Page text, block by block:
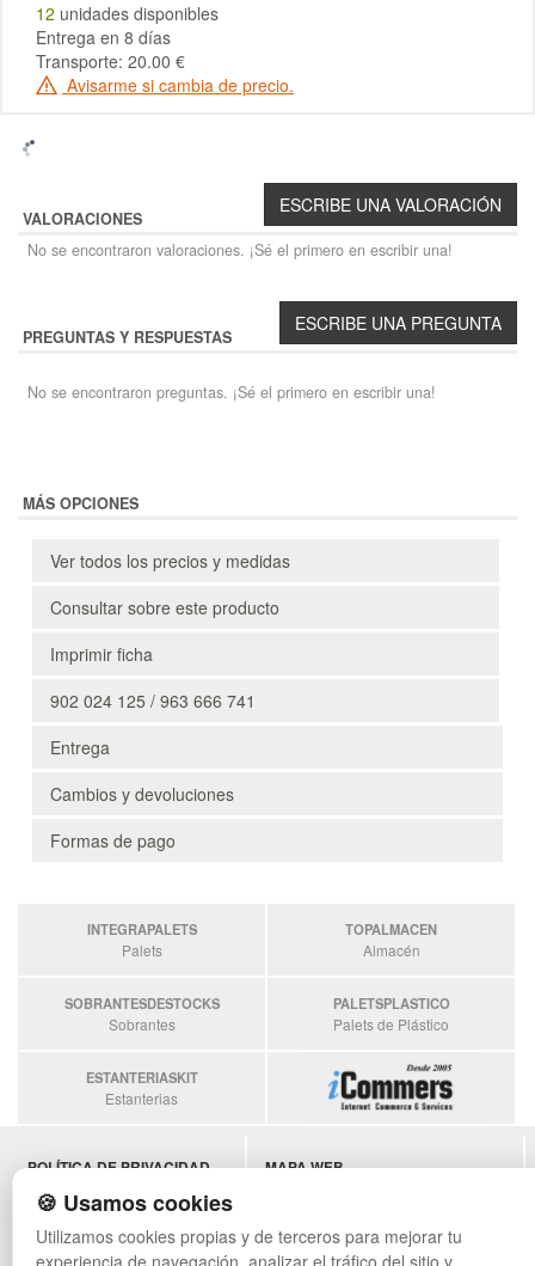
12 unidades disponibles
Entrega en 8 días
Transporte: 20.00 €
Avisarme si cambia de precio.
VALORACIONES
No se encontraron valoraciones. ¡Sé el primero en escribir una!
PREGUNTAS Y RESPUESTAS
No se encontraron preguntas. ¡Sé el primero en escribir una!
MÁS OPCIONES
Ver todos los precios y medidas
Consultar sobre este producto
Imprimir ficha
902 024 125 / 963 666 741
Entrega
Cambios y devoluciones
Formas de pago
INTEGRAPALETS
Palets
TOPALMACEN
Almacén
SOBRANTESDESTOCKS
Sobrantes
PALETSPLASTICO
Palets de Plástico
ESTANTERIASKIT
Estanterias
POLÍTICA DE PRIVACIDAD
CONDICIONES DE USO
CAMBIOS Y DEVOLUCIONES
CONTACTO
MAPA WEB
🍪 Usamos cookies
Utilizamos cookies propias y de terceros para mejorar tu
experiencia de navegación, analizar el tráfico del sitio y